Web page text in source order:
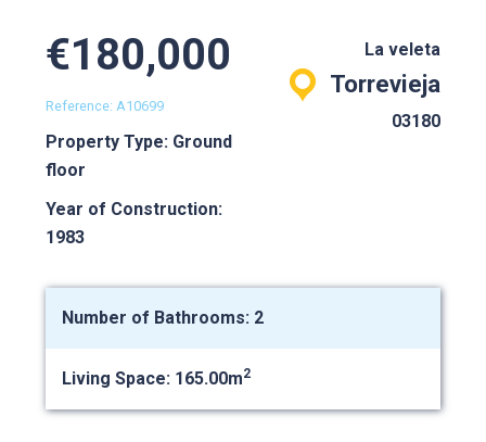
€180,000
Reference: A10699
Property Type: Ground
floor
Year of Construction:
1983
La veleta
Torrevieja
03180
Number of Bathrooms: 2
Living Space: 165.00m2